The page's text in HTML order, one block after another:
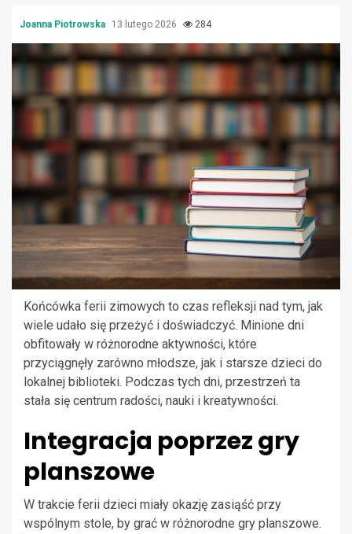
Joanna Piotrowska 13 lutego 2026 284
Końcówka ferii zimowych to czas refleksji nad tym, jak
wiele udało się przeżyć i doświadczyć. Minione dni
obfitowały w różnorodne aktywności, które
przyciągnęły zarówno młodsze, jak i starsze dzieci do
lokalnej biblioteki. Podczas tych dni, przestrzeń ta
stała się centrum radości, nauki i kreatywności.
Integracja poprzez gry
planszowe
W trakcie ferii dzieci miały okazję zasiąść przy
wspólnym stole, by grać w różnorodne gry planszowe.